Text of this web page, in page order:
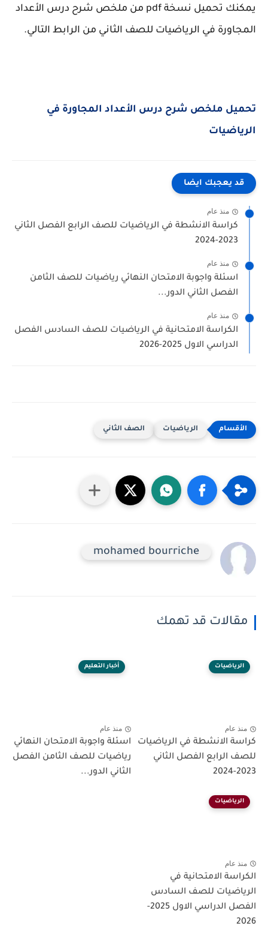
يمكنك تحميل نسخة pdf من ملخص شرح درس الأعداد
المجاورة في الرياضيات للصف الثاني من الرابط التالي.
تحميل ملخص شرح درس الأعداد المجاورة في
الرياضيات
قد يعجبك ايضا
منذ عام
كراسة الانشطة في الرياضيات للصف الرابع الفصل الثاني
2023-2024
منذ عام
اسئلة واجوبة الامتحان النهائي رياضيات للصف الثامن
الفصل الثاني الدور...
منذ عام
الكراسة الامتحانية في الرياضيات للصف السادس الفصل
الدراسي الاول 2025-2026
الرياضيات الصف الثاني
mohamed bourriche
مقالات قد تهمك
الرياضيات
منذ عام
كراسة الانشطة في الرياضيات
للصف الرابع الفصل الثاني
2023-2024
أخبار التعليم
منذ عام
اسئلة واجوبة الامتحان النهائي
رياضيات للصف الثامن الفصل
الثاني الدور...
الرياضيات
منذ عام
الكراسة الامتحانية في
الرياضيات للصف السادس
الفصل الدراسي الاول 2025-
2026